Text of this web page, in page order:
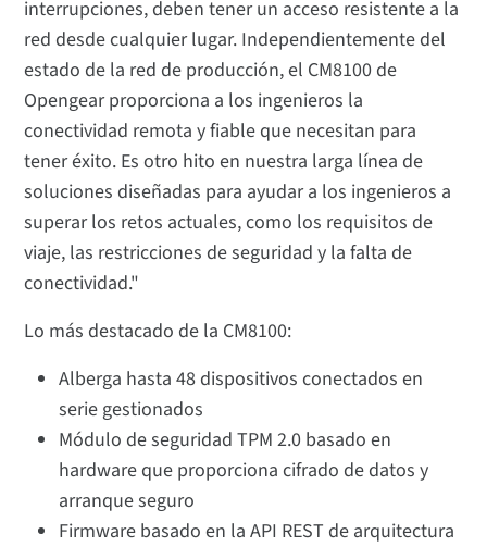
interrupciones, deben tener un acceso resistente a la
red desde cualquier lugar. Independientemente del
estado de la red de producción, el CM8100 de
Opengear proporciona a los ingenieros la
conectividad remota y fiable que necesitan para
tener éxito. Es otro hito en nuestra larga línea de
soluciones diseñadas para ayudar a los ingenieros a
superar los retos actuales, como los requisitos de
viaje, las restricciones de seguridad y la falta de
conectividad."
Lo más destacado de la CM8100:
Alberga hasta 48 dispositivos conectados en
serie gestionados
Módulo de seguridad TPM 2.0 basado en
hardware que proporciona cifrado de datos y
arranque seguro
Firmware basado en la API REST de arquitectura